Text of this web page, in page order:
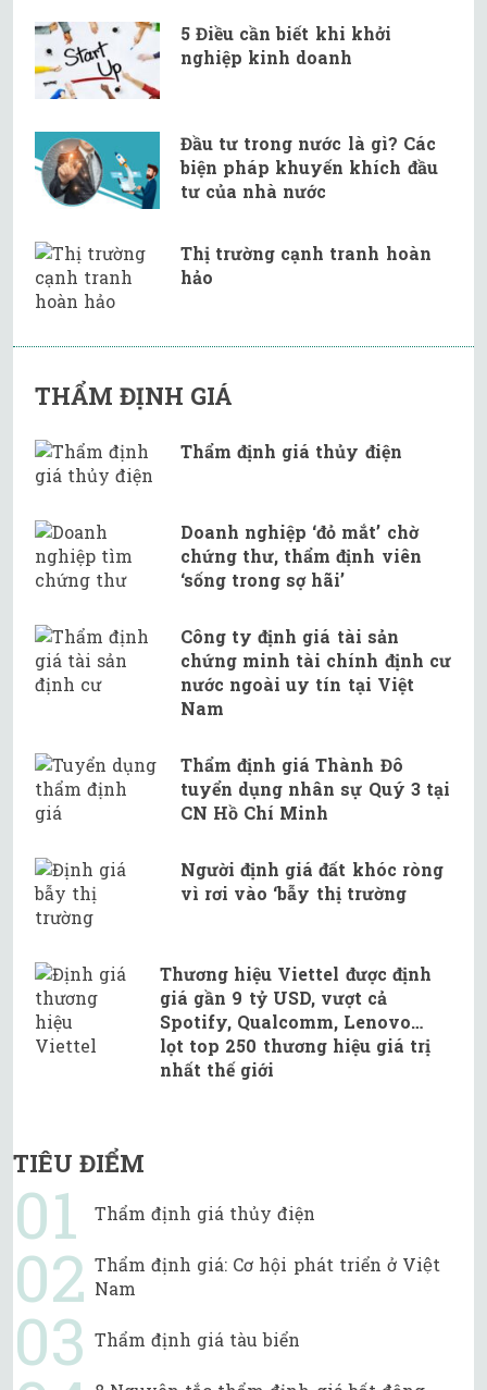
5 Điều cần biết khi khởi
nghiệp kinh doanh
Đầu tư trong nước là gì? Các
biện pháp khuyến khích đầu
tư của nhà nước
Thị trường cạnh tranh hoàn
hảo
THẨM ĐỊNH GIÁ
Thẩm định giá thủy điện
Doanh nghiệp ‘đỏ mắt’ chờ
chứng thư, thẩm định viên
‘sống trong sợ hãi’
Công ty định giá tài sản
chứng minh tài chính định cư
nước ngoài uy tín tại Việt
Nam
Thẩm định giá Thành Đô
tuyển dụng nhân sự Quý 3 tại
CN Hồ Chí Minh
Người định giá đất khóc ròng
vì rơi vào ‘bẫy thị trường
Thương hiệu Viettel được định
giá gần 9 tỷ USD, vượt cả
Spotify, Qualcomm, Lenovo…
lọt top 250 thương hiệu giá trị
nhất thế giới
TIÊU ĐIỂM
Thẩm định giá thủy điện
Thẩm định giá: Cơ hội phát triển ở Việt
Nam
Thẩm định giá tàu biển